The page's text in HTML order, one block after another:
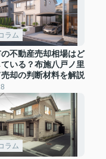
ラム
不動産売却相場はど
いる？布施八戸ノ里
却の判断材料を解説
ラム